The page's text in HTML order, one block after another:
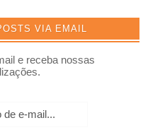
VIA EMAIL
e receba nossas